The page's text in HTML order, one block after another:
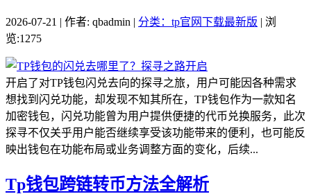
2026-07-21 | 作者: qbadmin | 分类：tp官网下载最新版 | 浏
览:1275
开启了对TP钱包闪兑去向的探寻之旅，用户可能因各种需求
想找到闪兑功能，却发现不知其所在，TP钱包作为一款知名
加密钱包，闪兑功能曾为用户提供便捷的代币兑换服务，此次
探寻不仅关乎用户能否继续享受该功能带来的便利，也可能反
映出钱包在功能布局或业务调整方面的变化，后续...
Tp钱包跨链转币方法全解析